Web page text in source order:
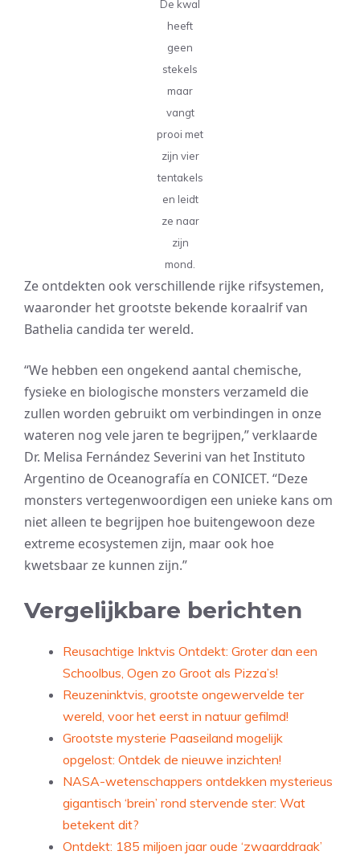
De kwal
heeft
geen
stekels
maar
vangt
prooi met
zijn vier
tentakels
en leidt
ze naar
zijn
mond.
Ze ontdekten ook verschillende rijke rifsystemen,
waaronder het grootste bekende koraalrif van
Bathelia candida ter wereld.
“We hebben een ongekend aantal chemische,
fysieke en biologische monsters verzameld die
zullen worden gebruikt om verbindingen in onze
wateren nog vele jaren te begrijpen,” verklaarde
Dr. Melisa Fernández Severini van het Instituto
Argentino de Oceanografía en CONICET. “Deze
monsters vertegenwoordigen een unieke kans om
niet alleen te begrijpen hoe buitengewoon deze
extreme ecosystemen zijn, maar ook hoe
kwetsbaar ze kunnen zijn.”
Vergelijkbare berichten
Reusachtige Inktvis Ontdekt: Groter dan een
Schoolbus, Ogen zo Groot als Pizza’s!
Reuzeninktvis, grootste ongewervelde ter
wereld, voor het eerst in natuur gefilmd!
Grootste mysterie Paaseiland mogelijk
opgelost: Ontdek de nieuwe inzichten!
NASA-wetenschappers ontdekken mysterieus
gigantisch ‘brein’ rond stervende ster: Wat
betekent dit?
Ontdekt: 185 miljoen jaar oude ‘zwaarddraak’